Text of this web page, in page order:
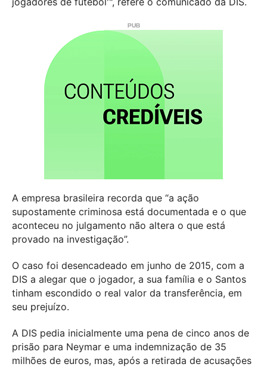
A empresa brasileira recorda que “a ação
supostamente criminosa está documentada e o que
aconteceu no julgamento não altera o que está
provado na investigação”.
O caso foi desencadeado em junho de 2015, com a
DIS a alegar que o jogador, a sua família e o Santos
tinham escondido o real valor da transferência, em
seu prejuízo.
A DIS pedia inicialmente uma pena de cinco anos de
prisão para Neymar e uma indemnização de 35
milhões de euros, mas, após a retirada de acusações